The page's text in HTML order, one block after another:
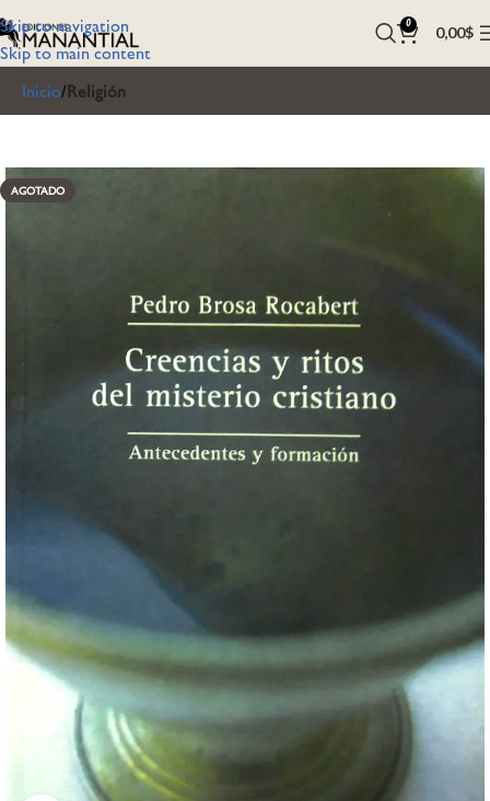
Skip to navigation
Skip to main content
0 0,00$
Inicio Religión
AGOTADO